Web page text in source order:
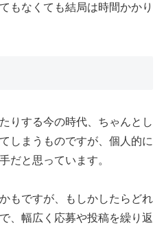
もなくても結局は時間かかり
りする今の時代、ちゃんとし
しまうものですが、個人的に
だと思っています。
もですが、もしかしたらどれ
、幅広く応募や投稿を繰り返